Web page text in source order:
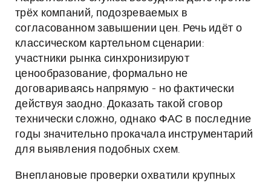
трёх компаний, подозреваемых в
согласованном завышении цен. Речь идёт о
классическом картельном сценарии:
участники рынка синхронизируют
ценообразование, формально не
договариваясь напрямую - но фактически
действуя заодно. Доказать такой сговор
технически сложно, однако ФАС в последние
годы значительно прокачала инструментарий
для выявления подобных схем.
Внеплановые проверки охватили крупных